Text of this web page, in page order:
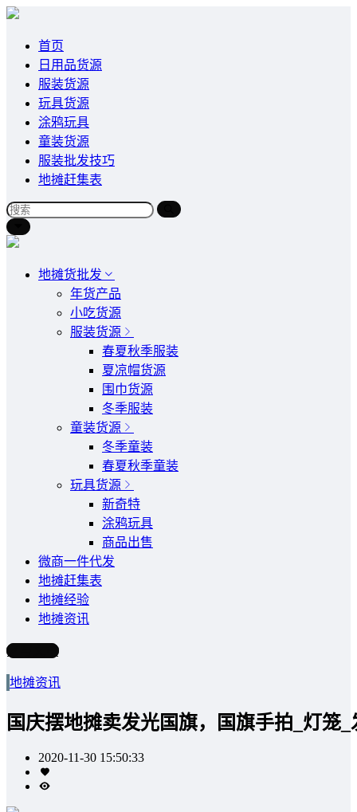
首页
日用品货源
服装货源
玩具货源
涂鸦玩具
童装货源
服装批发技巧
地摊赶集表
地摊货批发
年货产品
小吃货源
服装货源
春夏秋季服装
夏凉帽货源
围巾货源
冬季服装
童装货源
冬季童装
春夏秋季童装
玩具货源
新奇特
涂鸦玩具
商品出售
微商一件代发
地摊赶集表
地摊经验
地摊资讯
写文章
地摊资讯
国庆摆地摊卖发光国旗，国旗手拍_灯笼
2020-11-30 15:50:33